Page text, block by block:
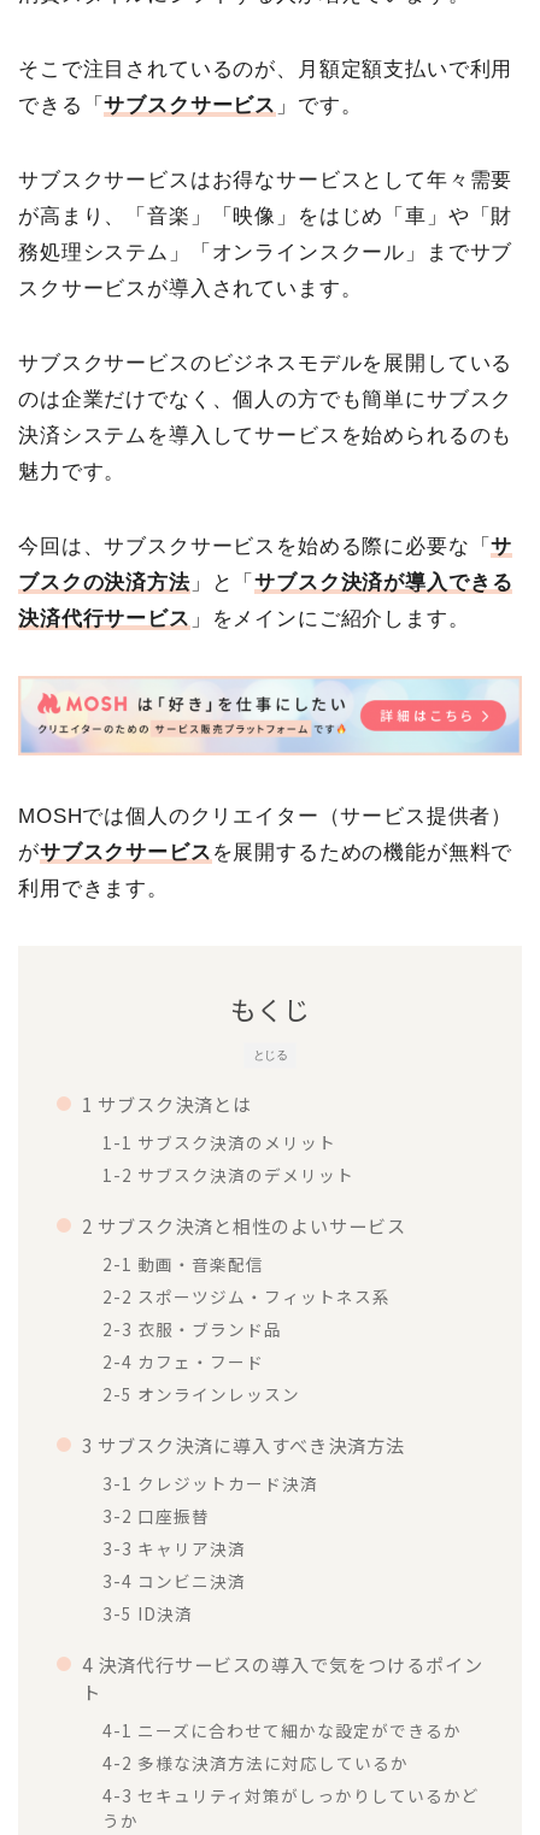
o e r
そこで注目されているのが、月額定額支払いで利用
できる「サブスクサービス 」です。
サブスクサービスはお得なサービスとして年々需要
が高まり、「音楽」「映像」をはじめ「車」や「財
務処理システム」「オンラインスクール」までサブ
スクサービスが導入されています。
サブスクサービスのビジネスモデルを展開している
のは企業だけでなく、個人の方でも簡単にサブスク
決済システムを導入してサービスを始められるのも
魅力です。
今回は、サブスクサービスを始める際に必要な「サ
ブスクの決済方法」と「サブスク決済が導入できる
決済代行サービス 」をメインにご紹介します。
MOSHでは個人のクリエイター（サービス提供者）
がサブスクサービス を展開するための機能が無料で
利用できます。
とじる
もくじ
1 サブスク決済とは
1-1 サブスク決済のメリット
1-2 サブスク決済のデメリット
2 サブスク決済と相性のよいサービス
2-1 動画・音楽配信
2-2 スポーツジム・フィットネス系
2-3 衣服・ブランド品
2-4 カフェ・フード
2-5 オンラインレッスン
3 サブスク決済に導入すべき決済方法
3-1 クレジットカード決済
3-2 口座振替
3-3 キャリア決済
3-4 コンビニ決済
3-5 ID決済
4 決済代行サービスの導入で気をつけるポイン
ト
4-1 ニーズに合わせて細かな設定ができるか
4-2 多様な決済方法に対応しているか
4-3 セキュリティ対策がしっかりしているかど
うか